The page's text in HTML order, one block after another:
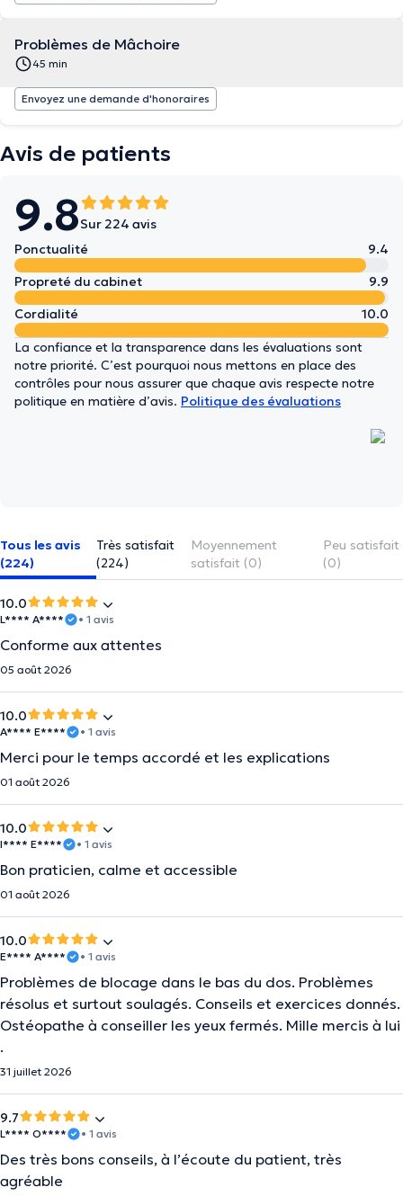
Problèmes de Mâchoire
45 min
Envoyez une demande d'honoraires
Avis de patients
9.8Sur 224 avis
Ponctualité
9.4
Propreté du cabinet
9.9
Cordialité
10.0
La confiance et la transparence dans les évaluations sont
notre priorité. C’est pourquoi nous mettons en place des
contrôles pour nous assurer que chaque avis respecte notre
politique en matière d’avis. Politique des évaluations
Tous les avis
(224)
Très satisfait
(224)
Moyennement
satisfait (0)
Peu satisfait
(0)
10.0
L**** A**** • 1 avis
Conforme aux attentes
05 août 2026
10.0
A**** E**** • 1 avis
Merci pour le temps accordé et les explications
01 août 2026
10.0
I**** E**** • 1 avis
Bon praticien, calme et accessible
01 août 2026
10.0
E**** A**** • 1 avis
Problèmes de blocage dans le bas du dos. Problèmes
résolus et surtout soulagés. Conseils et exercices donnés.
Ostéopathe à conseiller les yeux fermés. Mille mercis à lui
.
31 juillet 2026
9.7
L**** O**** • 1 avis
Des très bons conseils, à l’écoute du patient, très
agréable